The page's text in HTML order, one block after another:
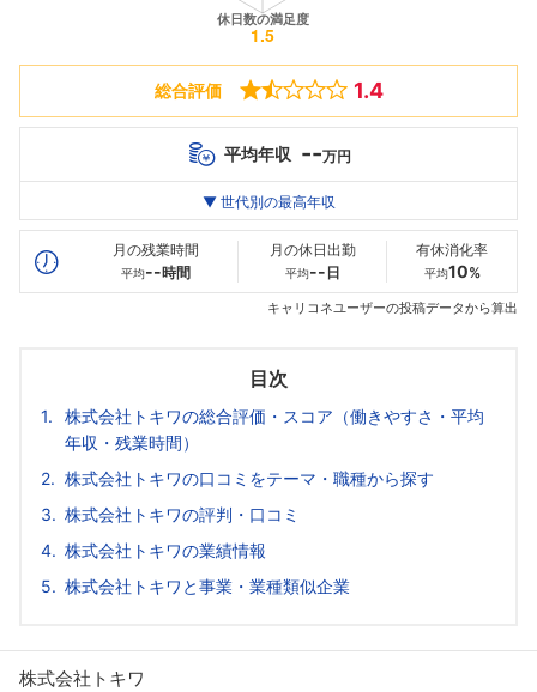
総合評価 1.4
平均年収 --万円
最高年収
20代
--万
30代
--万
--万
▼ 世代別の最高年収
月の残業時間
平均--時間
月の休日出勤
平均-- 日
有休消化率
平均10%
キャリコネユーザーの投稿データから算出
目次
株式会社トキワの総合評価・スコア（働きやすさ・平均
年収・残業時間）
株式会社トキワの口コミをテーマ・職種から探す
株式会社トキワの評判・口コミ
株式会社トキワの業績情報
株式会社トキワと事業・業種類似企業
株式会社トキワ